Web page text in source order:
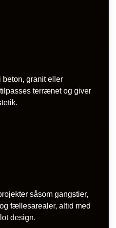
beton, granit eller
terrænet og giver
såsom gangstier,
fællesarealer, altid med
design.